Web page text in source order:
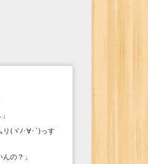
」
リ(ヾﾉ･∀･`)っす
の？ 」